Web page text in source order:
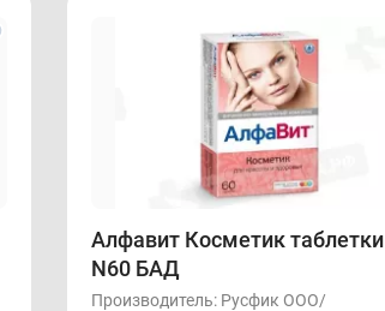
Алфавит Косметик таблетки
N60 БАД
Производитель: Русфик ООО/